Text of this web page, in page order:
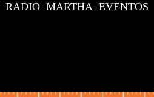
RADIO MARTHA EVENTOS